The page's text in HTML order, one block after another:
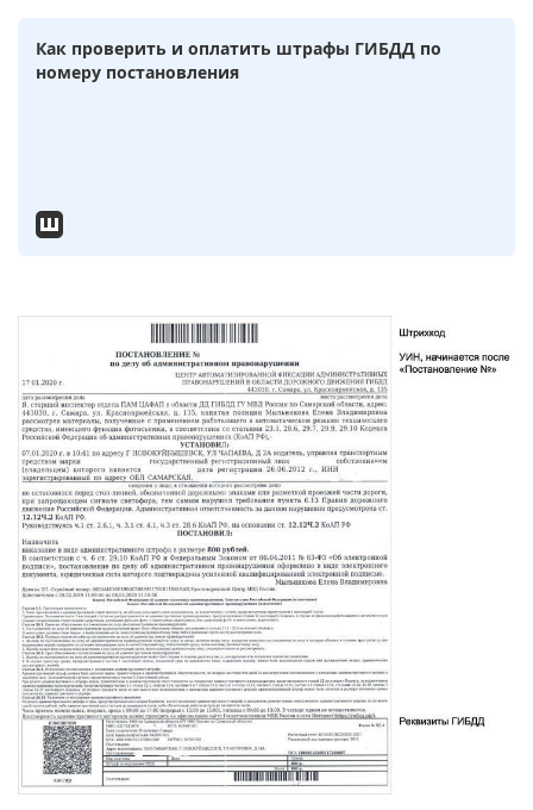
Как проверить и оплатить штрафы ГИБДД по
номеру постановления